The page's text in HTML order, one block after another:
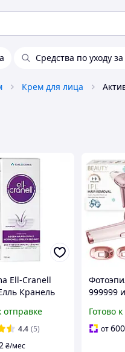
Средства по уходу
Крем для лица
Ell-Cranell
Кранель
отправке
4.4 (5)
₴/мес
999999
в 1 для
Готово
от600